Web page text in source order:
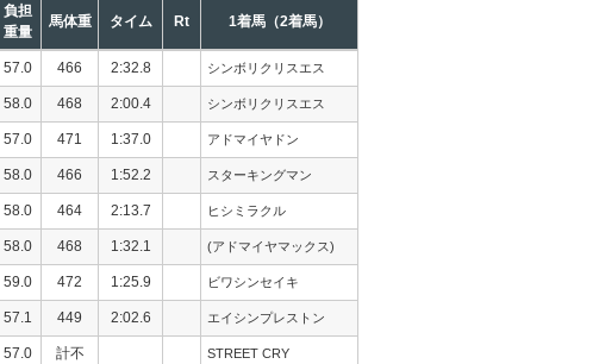
負担
重量
馬体重 タイム Rt 1着馬（2着馬）
57.0 466 2:32.8 シンボリクリスエス
58.0 468 2:00.4 シンボリクリスエス
57.0 471 1:37.0 アドマイヤドン
58.0 466 1:52.2 スターキングマン
58.0 464 2:13.7 ヒシミラクル
58.0 468 1:32.1 (アドマイヤマックス)
59.0 472 1:25.9 ビワシンセイキ
57.1 449 2:02.6 エイシンプレストン
57.0 計不 STREET CRY